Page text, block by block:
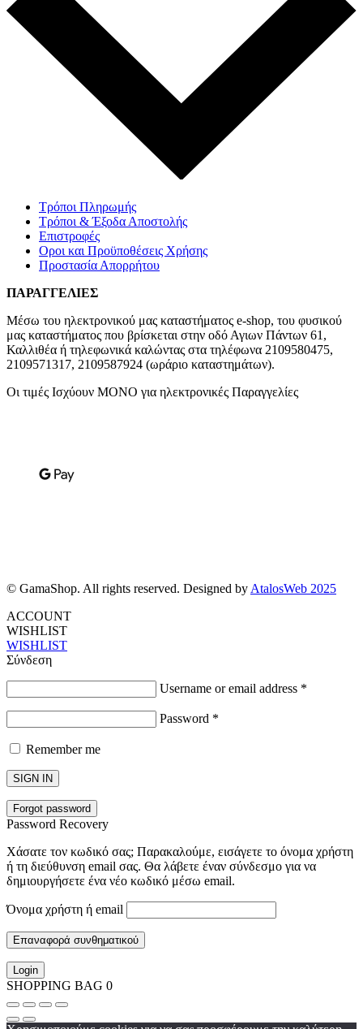
Τρόποι Πληρωμής
Τρόποι & Έξοδα Αποστολής
Επιστροφές
Οροι και Προϋποθέσεις Χρήσης
Προστασία Απορρήτου
ΠΑΡΑΓΓΕΛΙΕΣ
Μέσω του ηλεκτρονικού μας καταστήματος e-shop, του φυσικού
μας καταστήματος που βρίσκεται στην οδό Αγιων Πάντων 61,
Καλλιθέα ή τηλεφωνικά καλώντας στα τηλέφωνα 2109580475,
2109571317, 2109587924 (ωράριο καταστημάτων).
Οι τιμές Ισχύουν ΜΟΝΟ για ηλεκτρονικές Παραγγελίες
© GamaShop. All rights reserved. Designed by AtalosWeb 2025
ACCOUNT
WISHLIST
WISHLIST
Σύνδεση
Username or email address *
Password *
Remember me
SIGN IN
Forgot password
Password Recovery
Χάσατε τον κωδικό σας; Παρακαλούμε, εισάγετε το όνομα χρήστη
ή τη διεύθυνση email σας. Θα λάβετε έναν σύνδεσμο για να
δημιουργήσετε ένα νέο κωδικό μέσω email.
Όνομα χρήστη ή email
Επαναφορά συνθηματικού
Login
SHOPPING BAG 0